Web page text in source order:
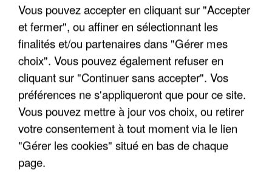
APRÈS TOUTES CES CANICULES, LES REFUGES
DE FAUNE SAUVAGE SONT...
Vous pouvez accepter en cliquant sur "Accepter
et fermer", ou affiner en sélectionnant les
finalités et/ou partenaires dans "Gérer mes
choix". Vous pouvez également refuser en
cliquant sur "Continuer sans accepter". Vos
préférences ne s'appliqueront que pour ce site.
Vous pouvez mettre à jour vos choix, ou retirer
votre consentement à tout moment via le lien
"Gérer les cookies" situé en bas de chaque
page.